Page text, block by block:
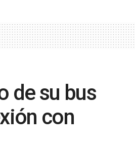
de su bus
con